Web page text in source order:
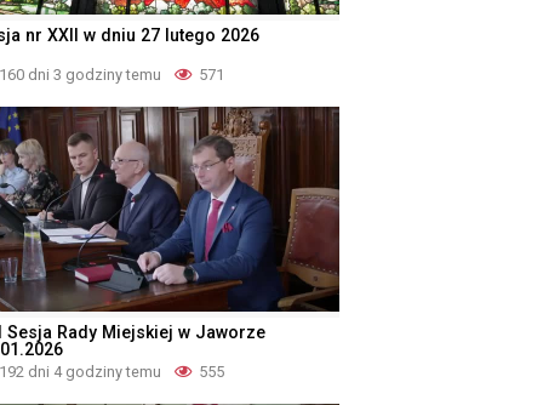
nr XXII w dniu 27 lutego 2026
160 dni 3 godziny temu 571
Sesja Rady Miejskiej w Jaworze
192 dni 4 godziny temu 555